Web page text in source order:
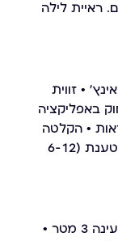
ראיית לילה
מצלמה FullHD 1080P • מסך 4.3 אינץ' • זווית
מרחוק באפליקציה
• הקלטה
אוטומטית • פעמון מובנה • סוללה נטענת (6-12
מסך פנימי • עדשה חיצונית • כבל טעינה 3 מטר •